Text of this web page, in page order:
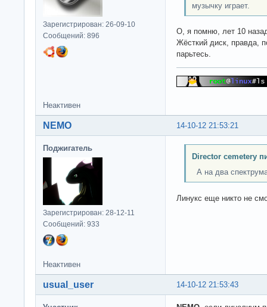
Зарегистрирован: 26-09-10
Сообщений: 896
музычку играет.
О, я помню, лет 10
Жёсткий диск, правда,
парьтесь.
Неактивен
14-10-12 21:53:21
NEMO
Поджигатель
Зарегистрирован: 28-12-11
Сообщений: 933
Director cemetery
А на два
Линукс еще никто не
Неактивен
14-10-12 21:53:43
usual_user